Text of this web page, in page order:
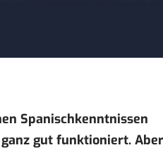
Spanischkenntnissen
gut funktioniert. Aber